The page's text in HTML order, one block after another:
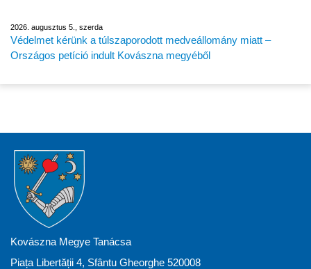
2026. augusztus 5., szerda
Védelmet kérünk a túlszaporodott medveállomány miatt –
Országos petíció indult Kovászna megyéből
Kovászna Megye Tanácsa
Piața Libertății 4, Sfântu Gheorghe 520008